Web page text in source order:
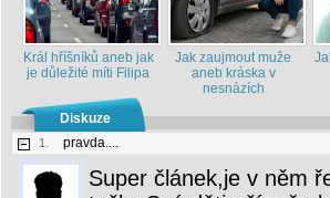
Král hříšníků aneb jak
je důležité míti Filipa
Jak zaujmout muže
aneb kráska v
nesnázích
Diskuze
1. pravda....
Super článek,je v něm